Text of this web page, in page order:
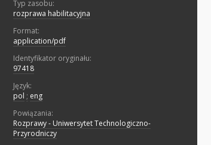
Typ zasobu:
rozprawa habilitacyjna
Format:
application/pdf
Identyfikator oryginału:
97418
Język:
pol ; eng
Powiązania:
Rozprawy - Uniwersytet Technologiczno-
Przyrodniczy